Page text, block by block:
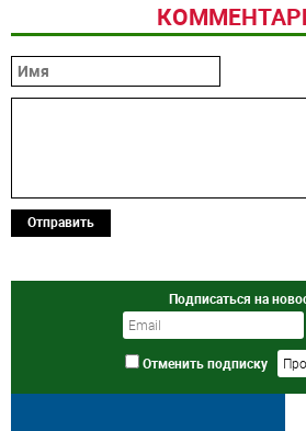
Отправить
Подписаться на
Отменить подписку